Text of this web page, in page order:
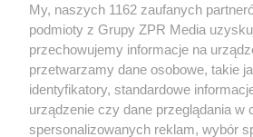
Żaden utwór zamieszczony w serwisie nie
rozpowszechniany lub dalej
tym także elektroniczny lub mechaniczny) na
eksploatacji w jakiejkolwiek formie, włącznie z
Internecie bez pisemnej zgody właściciela
wykorzystanie utworów w całości lub w
tzn. bez właściwej zgody, jest zabronione pod
ścigane prawnie.
My, naszych 1162 zaufanych
podmioty z Grupy ZPR Media
przechowujemy informacje na
przetwarzamy dane osobowe, takie
identyfikatory, standardowe
urządzenie czy dane przeglądania w
spersonalizowanych reklam, wybór